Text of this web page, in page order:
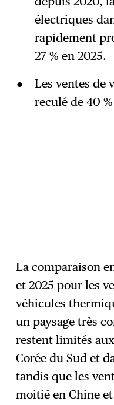
électriques
rapidement
27 % en 2025.
Les ventes de
reculé de 40
La comparaison
et 2025 pour les
véhicules
un paysage très
restent limités
Corée du Sud et
tandis que les
moitié en Chine